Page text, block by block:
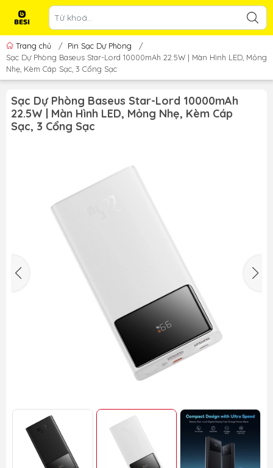
Trang chủ / Pin Sạc Dự Phòng
/
Sạc Dự Phòng Baseus Star-Lord 10000mAh 22.5W | Màn Hình LED, Mỏng
Nhẹ, Kèm Cáp Sạc, 3 Cổng Sạc
Sạc Dự Phòng Baseus Star-Lord 10000mAh
22.5W | Màn Hình LED, Mỏng Nhẹ, Kèm Cáp
Sạc, 3 Cổng Sạc